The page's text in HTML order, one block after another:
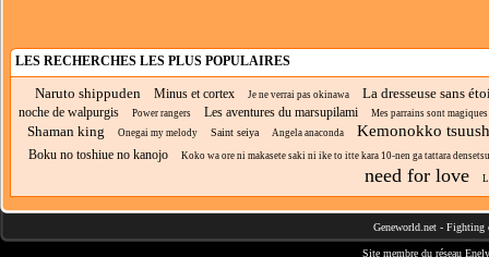
LES RECHERCHES LES PLUS POPULAIRES
Naruto shippuden Minus et cortex Je ne verrai pas okinawa La dresseuse sans
noche de walpurgis Power rangers Les aventures du marsupilami Mes parrains sont magiques
Shaman king Onegai my melody Saint seiya Angela anaconda Kemonokko
Boku no toshiue no kanojo Koko wa ore ni makasete saki ni ike to itte kara 10-nen ga tattara
need for love
Geneworld.net - Fighting
Site membre du réseau